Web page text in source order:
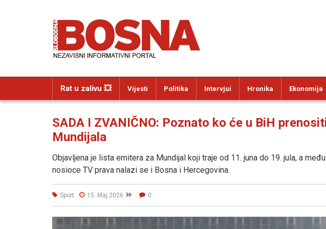
Rat u zalivu 💥 Vijesti Politika Intervjui Hronika Ekonomija
SADA I ZVANIČNO: Poznato ko će u BiH
Mundijala
Objavljena je lista emitera za Mundijal koji traje od 11. juna do 19. jula, a
nosioce TV prava nalazi se i Bosna i Hercegovina.
Sport 15. Maj 2026 0